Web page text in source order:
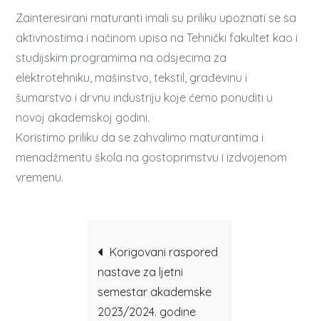
Zainteresirani maturanti imali su priliku upoznati se sa
aktivnostima i načinom upisa na Tehnički fakultet kao i
studijskim programima na odsjecima za
elektrotehniku, mašinstvo, tekstil, građevinu i
šumarstvo i drvnu industriju koje ćemo ponuditi u
novoj akademskoj godini.
Koristimo priliku da se zahvalimo maturantima i
menadžmentu škola na gostoprimstvu i izdvojenom
vremenu.
Post
navigation
Korigovani raspored
nastave za ljetni
semestar akademske
2023/2024. godine